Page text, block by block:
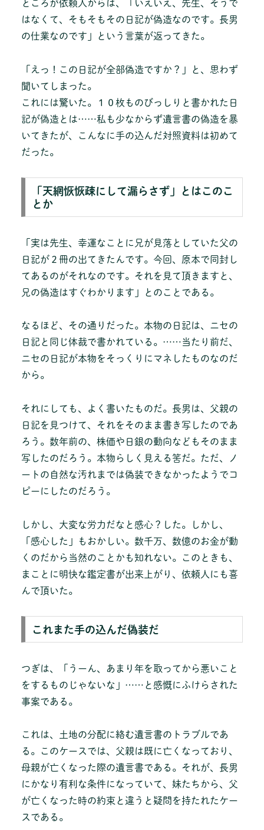
ところが依頼人からは、「いえいえ、先生、そうで
はなくて、そもそもその日記が偽造なのです。長男
の仕業なのです」という言葉が返ってきた。
「えっ！この日記が全部偽造ですか？」と、思わず
聞いてしまった。
これには驚いた。１０枚ものびっしりと書かれた日
記が偽造とは……私も少なからず遺言書の偽造を暴
いてきたが、こんなに手の込んだ対照資料は初めて
だった。
「天網恢恢疎にして漏らさず」とはこのこ
とか
「実は先生、幸運なことに兄が見落としていた父の
日記が２冊の出てきたんです。今回、原本で同封し
てあるのがそれなのです。それを見て頂きますと、
兄の偽造はすぐわかります」とのことである。
なるほど、その通りだった。本物の日記は、ニセの
日記と同じ体裁で書かれている。……当たり前だ、
ニセの日記が本物をそっくりにマネしたものなのだ
から。
それにしても、よく書いたものだ。長男は、父親の
日記を見つけて、それをそのまま書き写したのであ
ろう。数年前の、株価や日銀の動向などもそのまま
写したのだろう。本物らしく見える筈だ。ただ、ノ
ートの自然な汚れまでは偽装できなかったようでコ
ピーにしたのだろう。
しかし、大変な労力だなと感心？した。しかし、
「感心した」もおかしい。数千万、数億のお金が動
くのだから当然のことかも知れない。このときも、
まことに明快な鑑定書が出来上がり、依頼人にも喜
んで頂いた。
これまた手の込んだ偽装だ
つぎは、「うーん、あまり年を取ってから悪いこと
をするものじゃないな」……と感慨にふけらされた
事案である。
これは、土地の分配に絡む遺言書のトラブルであ
る。このケースでは、父親は既に亡くなっており、
母親が亡くなった際の遺言書である。それが、長男
にかなり有利な条件になっていて、妹たちから、父
が亡くなった時の約束と違うと疑問を持たれたケー
スである。